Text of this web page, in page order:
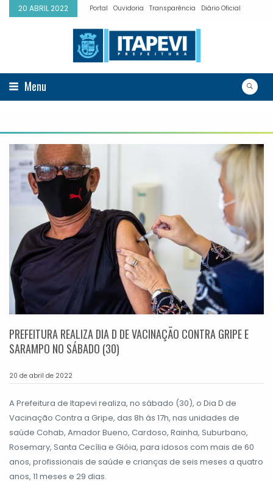
20 ABRIL 2022 Portal Ouvidoria Transparência Diário Oficial
Menu
PREFEITURA REALIZA DIA D DE VACINAÇÃO CONTRA GRIPE E
SARAMPO NO SÁBADO (30)
20 de abril de 2022
A Prefeitura de Itapevi realiza, no sábado (30), o Dia D de
Vacinação Contra a Gripe, das 8h às 17h, nas unidades de
saúde Cohab, Amador Bueno, Cardoso, Rainha, Suburbano,
Rosemary, Santa Cecília e Gióia, para idosos com mais de 60
anos, profissionais de saúde e crianças de seis meses a quatro
anos, 11 meses e 29 dias.